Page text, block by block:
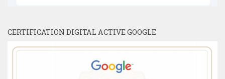
CERTIFICATION DIGITAL ACTIVE GOOGLE